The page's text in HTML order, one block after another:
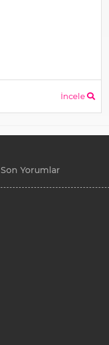
İncele
Son Yorumlar